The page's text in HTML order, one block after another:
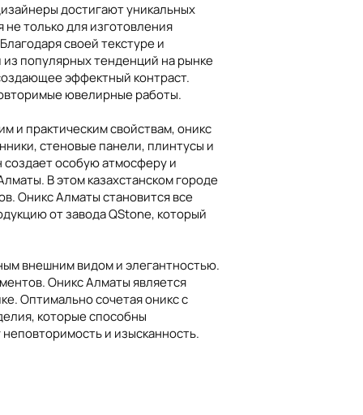
оникса в Алматы, стало еще
Использование оникса в
интерьер – оникс
достигают уникальных
только для изготовления
своей текстуре и
популярных тенденций на рынке
эффектный контраст.
ювелирные работы.
и практическим свойствам, оникс
стеновые панели, плинтусы и
особую атмосферу и
В этом казахстанском городе
Оникс Алматы становится все
от завода QStone, который
внешним видом и элегантностью.
Оникс Алматы является
Оптимально сочетая оникс с
которые способны
и изысканность.